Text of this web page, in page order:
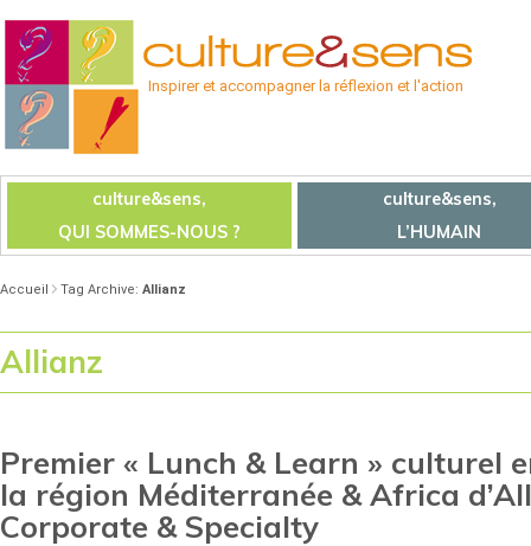
Inspirer et accompagner la réflexion et l'action
culture&sens,
QUI SOMMES-NOUS ?
culture&sens,
L’HUMAIN
Accueil Tag Archive: Allianz
Allianz
Premier « Lunch & Learn » culturel
la région Méditerranée & Africa
Corporate & Specialty